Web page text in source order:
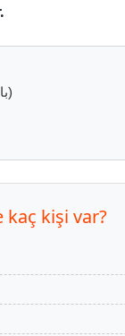
Arapça (باسل)
kaç kişi var?